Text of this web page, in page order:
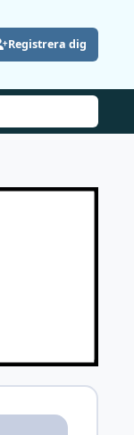
Registrera dig